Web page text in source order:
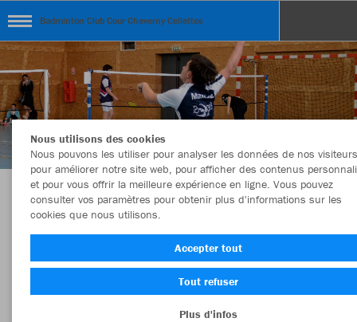
Badminton Club Cour Cheverny Cellettes
Boutique B3CVB
Taille
Nous utilisons des cookies
Nous pouvons les utiliser pour analyser les données de nos
pour améliorer notre site web, pour afficher des contenus
et pour vous offrir la meilleure expérience en ligne. Vous pouvez
consulter vos paramètres pour obtenir plus d'informations sur les
cookies que nous utilisons.
Accepter tout
Tout refuser
Plus d'infos